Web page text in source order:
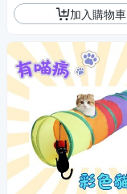
加入購物車